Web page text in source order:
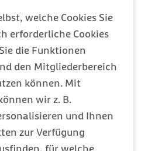
welche Cookies Sie
erforderliche Cookies
die Funktionen
den Mitgliederbereich
können. Mit
wir z. B.
und Ihnen
zur Verfügung
für welche
sagt Dr. Marschall.
leiden vor allem die
für die
der
sind. Dieses Syndrom
und heftigen
Demenz